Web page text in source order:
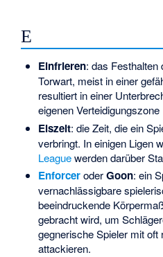
E
Einfrieren: das Festhalten
Torwart, meist in einer
resultiert in einer
eigenen Verteidigungszone
Eiszeit: die Zeit, die ein
verbringt. In einigen Ligen
Leaguewerden darüber
EnforceroderGoon: ein
vernachlässigbare
beeindruckende
gebracht wird, um
gegnerische Spieler mit
attackieren.